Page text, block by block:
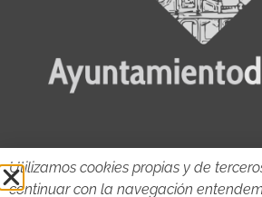
Utilizamos cookies propias y de
continuar con la navegación